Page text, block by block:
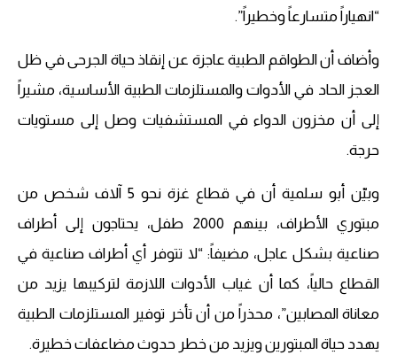
“انهياراً متسارعاً وخطيراً”.
وأضاف أن الطواقم الطبية عاجزة عن إنقاذ حياة الجرحى في ظل
العجز الحاد في الأدوات والمستلزمات الطبية الأساسية، مشيراً
إلى أن مخزون الدواء في المستشفيات وصل إلى مستويات
حرجة.
وبيّن أبو سلمية أن في قطاع غزة نحو 5 آلاف شخص من
مبتوري الأطراف، بينهم 2000 طفل، يحتاجون إلى أطراف
صناعية بشكل عاجل، مضيفاً: “لا تتوفر أي أطراف صناعية في
القطاع حالياً، كما أن غياب الأدوات اللازمة لتركيبها يزيد من
معاناة المصابين”، محذراً من أن تأخر توفير المستلزمات الطبية
يهدد حياة المبتورين ويزيد من خطر حدوث مضاعفات خطيرة.